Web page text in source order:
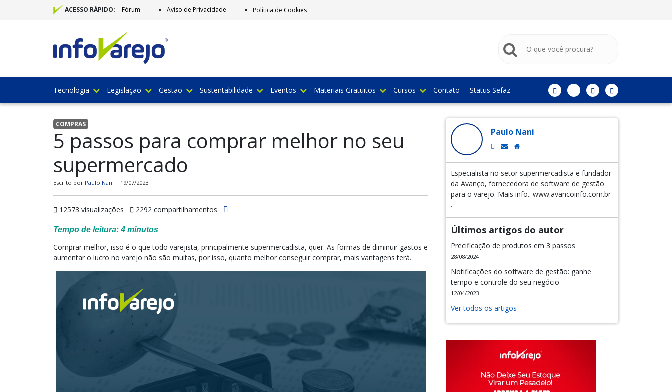
ACESSO RÁPIDO: Fórum Aviso de Privacidade Política de Cookies
Tecnologia Legislação Gestão Sustentabilidade Eventos Materiais Gratuitos Cursos Contato Status Sefaz
COMPRAS
5 passos para comprar melhor no seu
supermercado
Escrito por Paulo Nani | 19/07/2023
12573 visualizações 2292 compartilhamentos
Tempo de leitura: 4 minutos
Comprar melhor, isso é o que todo varejista, principalmente supermercadista, quer. As formas de diminuir gastos e
aumentar o lucro no varejo não são muitas, por isso, quanto melhor conseguir comprar, mais vantagens terá.
Paulo Nani
Especialista no setor supermercadista e fundador
da Avanço, fornecedora de software de gestão
para o varejo. Mais info.: www.avancoinfo.com.br
.
Últimos artigos do autor
Precificação de produtos em 3 passos
28/08/2024
Notificações do software de gestão: ganhe
tempo e controle do seu negócio
12/04/2023
Ver todos os artigos